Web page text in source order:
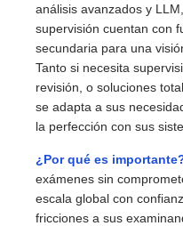
análisis avanzados y
supervisión cuentan con
secundaria para una
Tanto si necesita
revisión, o soluciones
se adapta a sus
la perfección con sus
¿Por qué es
exámenes sin
escala global con
fricciones a sus